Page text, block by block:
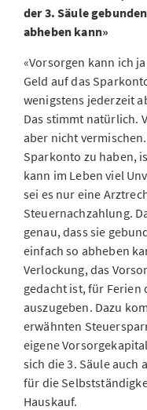
der 3. Säule
abheben kann»
«Vorsorgen kann ich
Geld auf das
wenigstens jederzeit
Das stimmt natürlich.
aber nicht
Sparkonto zu haben,
kann im Leben viel
sei es nur eine
Steuernachzahlung.
genau, dass sie
einfach so abheben
Verlockung, das
gedacht ist, für Ferien
auszugeben. Dazu
erwähnten
eigene
sich die 3. Säule auch
für die
Hauskauf.